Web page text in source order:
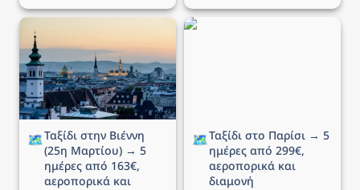
Ταξίδι στην Βιέννη (25η
Μαρτίου) → 5 ημέρες
από 163€, αεροπορικά
και διαμονή
🗺️Ταξίδι στην Βιέννη
(25η Μαρτίου) → 5
ημέρες από 163€,
αεροπορικά και
Ταξίδι στο Παρίσι → 5
🗺️Ταξίδι στο Παρίσι → 5
ημέρες από 299€,
αεροπορικά και
διαμονή